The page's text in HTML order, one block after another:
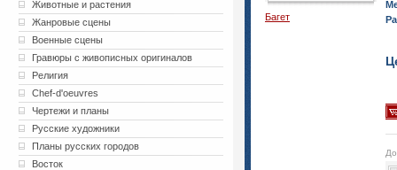
Животные и растения
Жанровые сцены
Военные сцены
Гравюры с живописных оригиналов
Религия
Chef-d'oeuvres
Чертежи и планы
Русские художники
Планы русских городов
Восток
Багет